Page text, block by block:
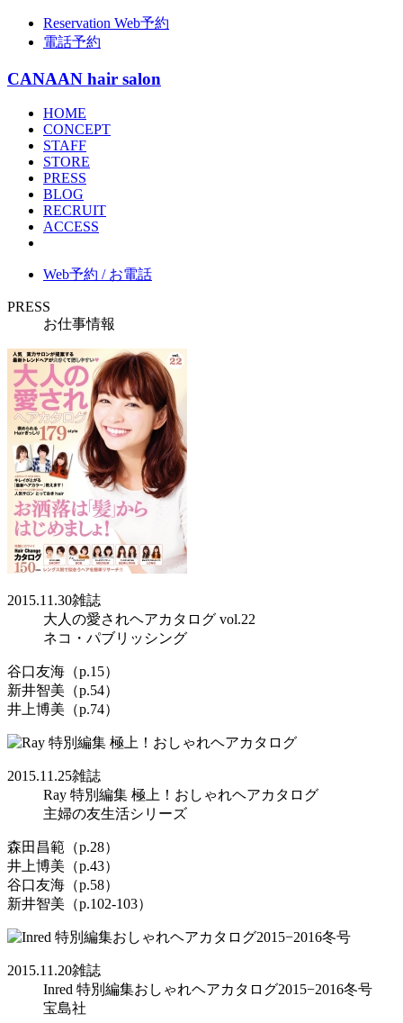
Reservation Web予約
電話予約
CANAAN hair salon
HOME
CONCEPT
STAFF
STORE
PRESS
BLOG
RECRUIT
ACCESS
Web予約 / お電話
PRESS
お仕事情報
2015.11.30雑誌
大人の愛されヘアカタログ vol.22
ネコ・パブリッシング
谷口友海（p.15）
新井智美（p.54）
井上博美（p.74）
2015.11.25雑誌
Ray 特別編集 極上！おしゃれヘアカタログ
主婦の友生活シリーズ
森田昌範（p.28）
井上博美（p.43）
谷口友海（p.58）
新井智美（p.102-103）
2015.11.20雑誌
Inred 特別編集おしゃれヘアカタログ2015−2016冬号
宝島社